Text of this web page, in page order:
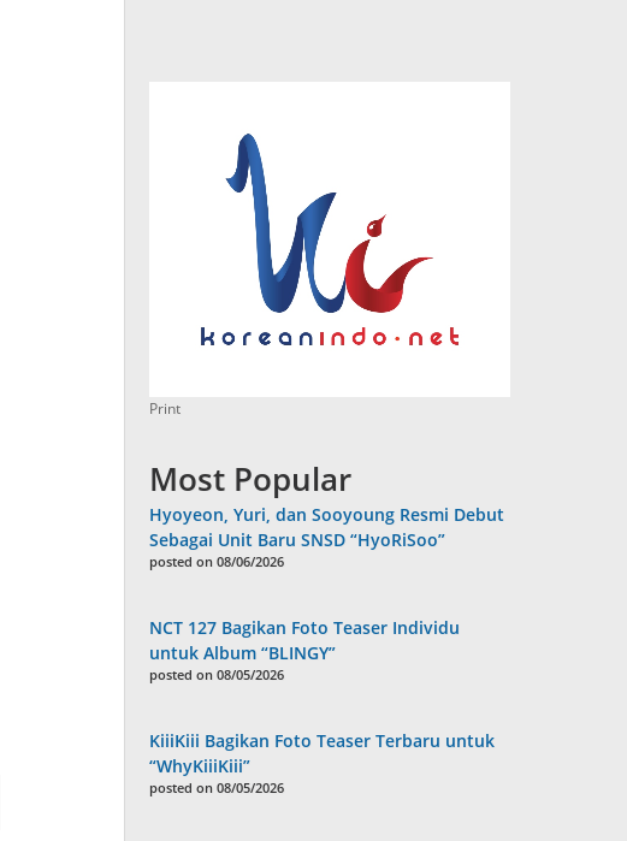
Print
Most Popular
Hyoyeon, Yuri, dan Sooyoung Resmi Debut
Sebagai Unit Baru SNSD “HyoRiSoo”
posted on 08/06/2026
NCT 127 Bagikan Foto Teaser Individu
untuk Album “BLINGY”
posted on 08/05/2026
KiiiKiii Bagikan Foto Teaser Terbaru untuk
“WhyKiiiKiii”
posted on 08/05/2026